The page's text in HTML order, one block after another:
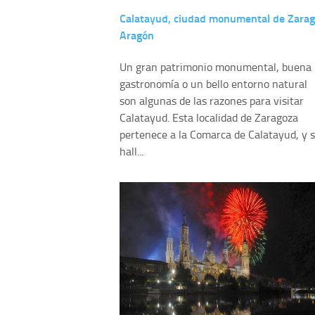
Calatayud, ciudad monumental de
Aragón
Un gran patrimonio monumental, buena
gastronomía o un bello entorno natural
son algunas de las razones para visitar
Calatayud. Esta localidad de Zaragoza
pertenece a la Comarca de Calatayud, y
hall...